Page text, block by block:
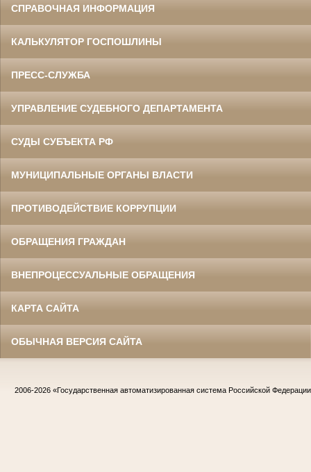
СПРАВОЧНАЯ ИНФОРМАЦИЯ
КАЛЬКУЛЯТОР ГОСПОШЛИНЫ
ПРЕСС-СЛУЖБА
УПРАВЛЕНИЕ СУДЕБНОГО ДЕПАРТАМЕНТА
СУДЫ СУБЪЕКТА РФ
МУНИЦИПАЛЬНЫЕ ОРГАНЫ ВЛАСТИ
ПРОТИВОДЕЙСТВИЕ КОРРУПЦИИ
ОБРАЩЕНИЯ ГРАЖДАН
ВНЕПРОЦЕССУАЛЬНЫЕ ОБРАЩЕНИЯ
КАРТА САЙТА
ОБЫЧНАЯ ВЕРСИЯ САЙТА
2006-2026 «Государственная автоматизированная система Российской